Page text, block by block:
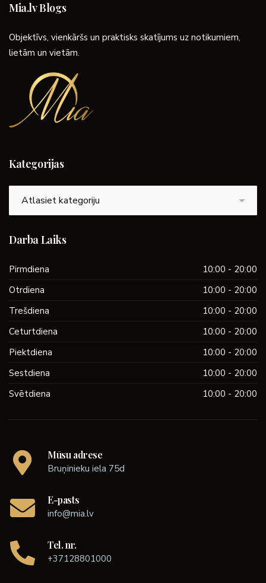
Mia.lv Blogs
Objektīvs, vienkāršs un praktisks skatījums uz notikumiem,
lietām un vietām.
Kategorijas
Darba Laiks
Pirmdiena
10:00 - 20:00
Otrdiena
10:00 - 20:00
Trešdiena
10:00 - 20:00
Ceturtdiena
10:00 - 20:00
Piektdiena
10:00 - 20:00
Sestdiena
10:00 - 20:00
Svētdiena
10:00 - 20:00
Mūsu adrese
Bruņinieku iela 75d
E-pasts
info@mia.lv
Tel. nr.
+37128801000